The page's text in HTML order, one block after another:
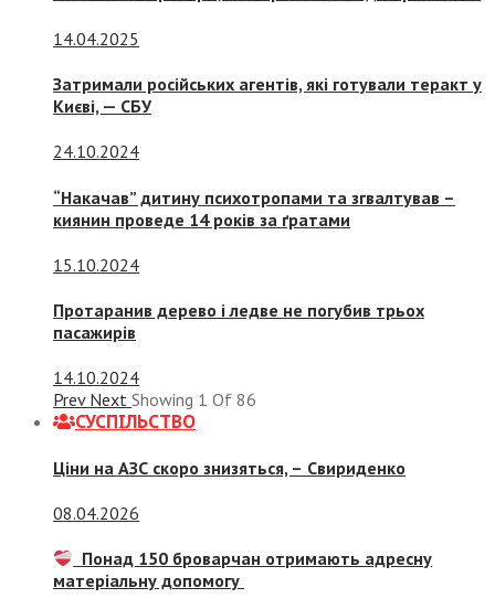
14.04.2025
Затримали російських агентів, які готували теракт у
Києві, — СБУ
24.10.2024
“Накачав” дитину психотропами та згвалтував –
киянин проведе 14 років за ґратами
15.10.2024
Протаранив дерево і ледве не погубив трьох
пасажирів
14.10.2024
Prev Next Showing 1 Of 86
СУСПIЛЬСТВО
Ціни на АЗС скоро знизяться, – Свириденко
08.04.2026
Понад 150 броварчан отримають адресну
матеріальну допомогу